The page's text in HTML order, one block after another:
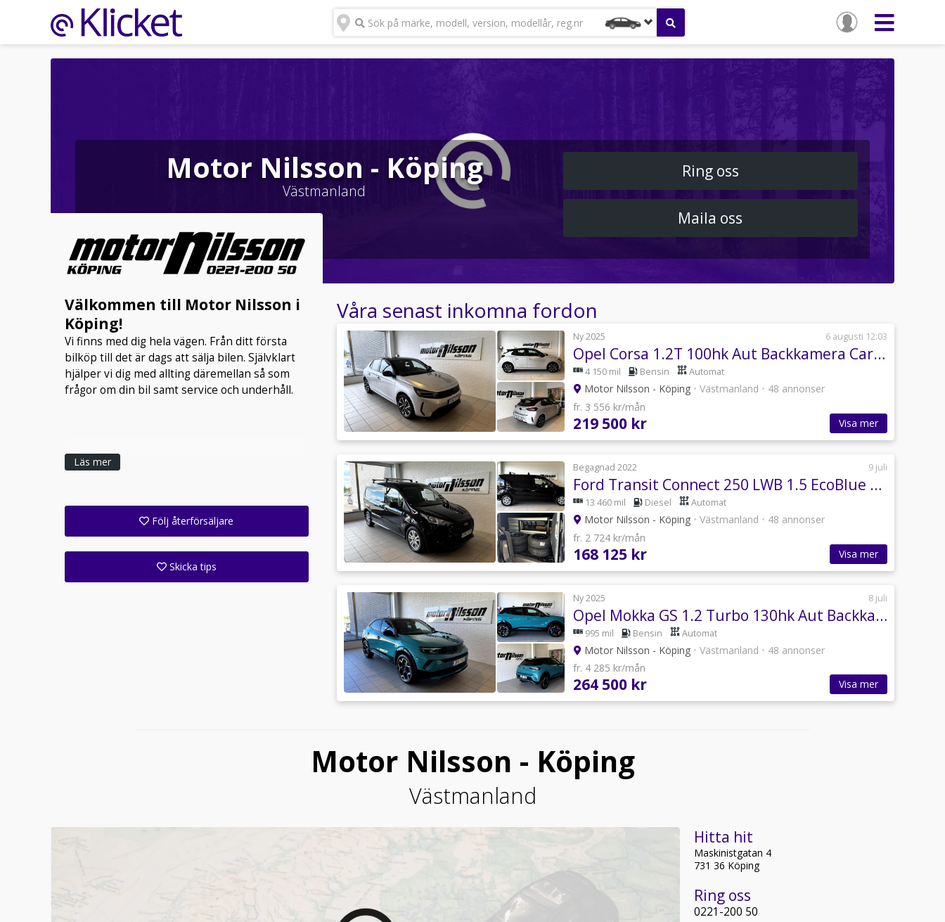
Sök på märke, modell, version, modellår, reg.nr
Motor Nilsson - Köping
Västmanland
Ring oss
Maila oss
Välkommen till Motor Nilsson i
Köping!
Vi finns med dig hela vägen. Från ditt första
bilköp till det är dags att sälja bilen. Självklart
hjälper vi dig med allting däremellan så som
frågor om din bil samt service och underhåll.
Läs mer
Följ återförsäljare
Skicka tips
Våra senast inkomna fordon
Ny 2025 6 augusti 12:03
Opel Corsa 1.2T 100hk Aut Backkamera Carplay V-hjul
4 150 mil Bensin Automat
Motor Nilsson - Köping • Västmanland • 48 annonser
fr. 3 556 kr/mån
219 500 kr Visa mer
Begagnad 2022 9 juli
Ford Transit Connect 250 LWB 1.5 EcoBlue Aut Inredning V-hjul
13 460 mil Diesel Automat
Motor Nilsson - Köping • Västmanland • 48 annonser
fr. 2 724 kr/mån
168 125 kr Visa mer
Ny 2025 8 juli
Opel Mokka GS 1.2 Turbo 130hk Aut Backkamera Carplay V-hjul
995 mil Bensin Automat
Motor Nilsson - Köping • Västmanland • 48 annonser
fr. 4 285 kr/mån
264 500 kr Visa mer
Motor Nilsson - Köping
Västmanland
Hitta hit
Maskinistgatan 4
731 36 Köping
Ring oss
0221-200 50